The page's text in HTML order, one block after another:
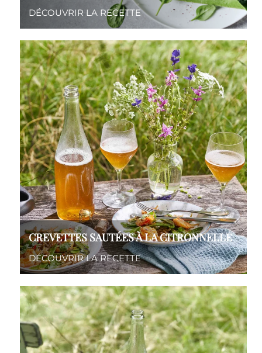
DÉCOUVRIR LA RECETTE
CREVETTES SAUTÉES À LA CITRONNELLE
DÉCOUVRIR LA RECETTE